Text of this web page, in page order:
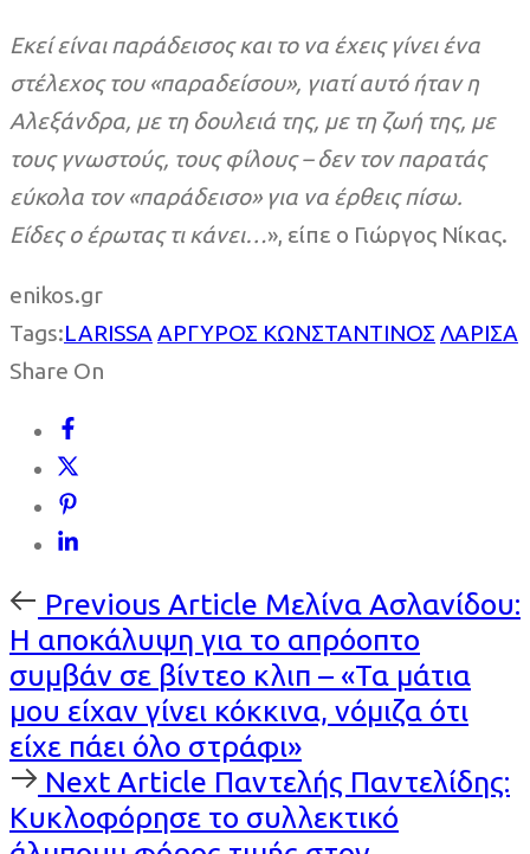
Εκεί είναι παράδεισος και το να έχεις γίνει ένα
στέλεχος του «παραδείσου», γιατί αυτό ήταν η
Αλεξάνδρα, με τη δουλειά της, με τη ζωή της, με
τους γνωστούς, τους φίλους – δεν τον παρατάς
εύκολα τον «παράδεισο» για να έρθεις πίσω.
Είδες ο έρωτας τι κάνει…», είπε ο Γιώργος Νίκας.
enikos.gr
Tags:LARISSA ΑΡΓΥΡΟΣ ΚΩΝΣΤΑΝΤΙΝΟΣ ΛΑΡΙΣΑ
Share On
Previous
Article
Previous Article Μελίνα Ασλανίδου:
Η αποκάλυψη για το απρόοπτο
συμβάν σε βίντεο κλιπ – «Τα μάτια
μου είχαν γίνει κόκκινα, νόμιζα ότι
είχε πάει όλο στράφι»
Next
Article
Next Article Παντελής Παντελίδης:
Κυκλοφόρησε το συλλεκτικό